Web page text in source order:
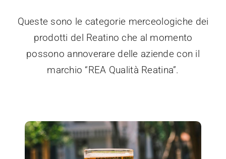
CONTATTI
Queste sono le categorie merceologiche dei
prodotti del Reatino che al momento
possono annoverare delle aziende con il
marchio “REA Qualità Reatina”.